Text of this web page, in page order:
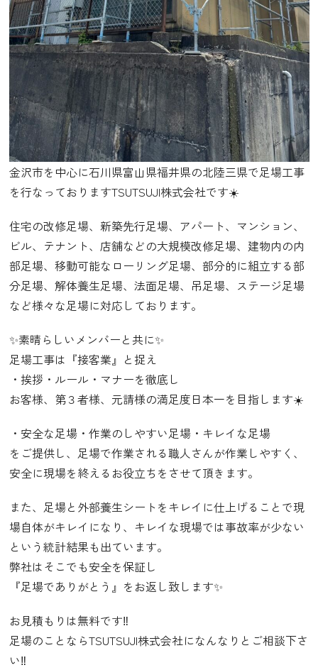
金沢市を中心に石川県富山県福井県の北陸三県で足場工事
を行なっておりますTSUTSUJI株式会社です☀️
住宅の改修足場、新築先行足場、アパート、マンション、
ビル、テナント、店舗などの大規模改修足場、建物内の内
部足場、移動可能なローリング足場、部分的に組立する部
分足場、解体養生足場、法面足場、吊足場、ステージ足場
など様々な足場に対応しております。
✨素晴らしいメンバーと共に✨
足場工事は『接客業』と捉え
・挨拶・ルール・マナーを徹底し
お客様、第３者様、元請様の満足度日本一を目指します☀️
・安全な足場・作業のしやすい足場・キレイな足場
をご提供し、足場で作業される職人さんが作業しやすく、
安全に現場を終えるお役立ちをさせて頂きます。
また、足場と外部養生シートをキレイに仕上げることで現
場自体がキレイになり、キレイな現場では事故率が少ない
という統計結果も出ています。
弊社はそこでも安全を保証し
『足場でありがとう』をお返し致します✨
お見積もりは無料です‼️
足場のことならTSUTSUJI株式会社になんなりとご相談下さ
い‼️